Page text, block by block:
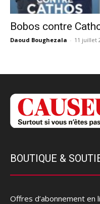
Bobos contre
Daoud Boughezala - 11 juillet
BOUTIQUE &
Offres d’abonnement en